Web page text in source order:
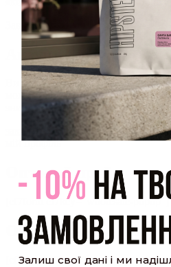
Закрити
Акаунт створено
Ви зареєструвалися на сайті
можете користуватися особистим
знижки та відстежувати історію
мій профіль
Оптовий прайс
[cf7form cf7key="wholesale-popup"]
Обсмажування кави
[cf7form cf7key="roasting-popup"]
Залиш свої дані і ми